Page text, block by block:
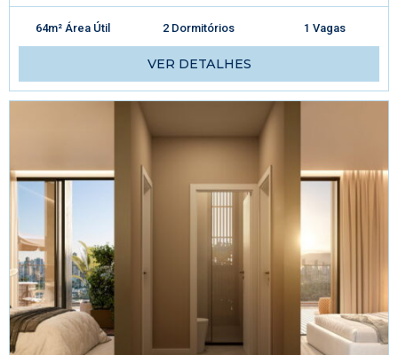
64m² Área Útil 2 Dormitórios 1 Vagas
VER DETALHES